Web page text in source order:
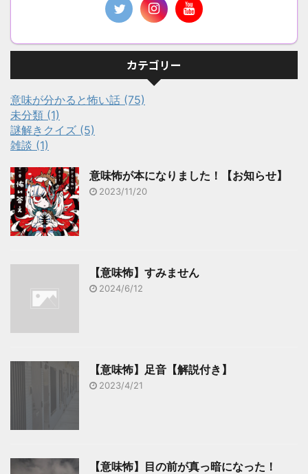
カテゴリー
意味が分かると怖い話 (75)
未分類 (1)
謎解きクイズ (5)
雑談 (1)
意味怖が本になりました！【お知らせ】
2023/11/20
【意味怖】すみません
2024/6/12
【意味怖】足音【解説付き】
2023/4/21
【意味怖】目の前が真っ暗になった！